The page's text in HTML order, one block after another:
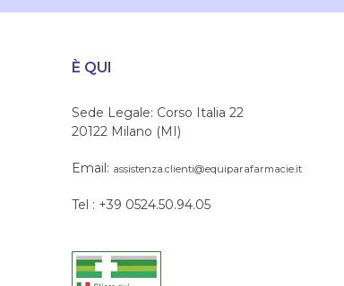
È QUI
Sede Legale: Corso Italia 22
20122 Milano (MI)
Email: assistenza.clienti@equiparafarmacie.it
Tel : +39 0524.50.94.05